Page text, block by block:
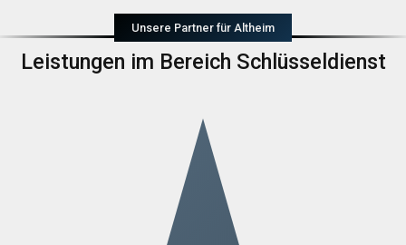
Unsere Partner für Altheim
Leistungen im Bereich Schlüsseldienst